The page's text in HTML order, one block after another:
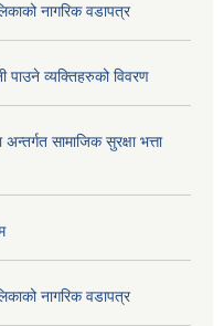
नागरिक वडापत्र
पाउने व्यक्तिहरुको विवरण
सामाजिक सुरक्षा भत्ता
नागरिक वडापत्र